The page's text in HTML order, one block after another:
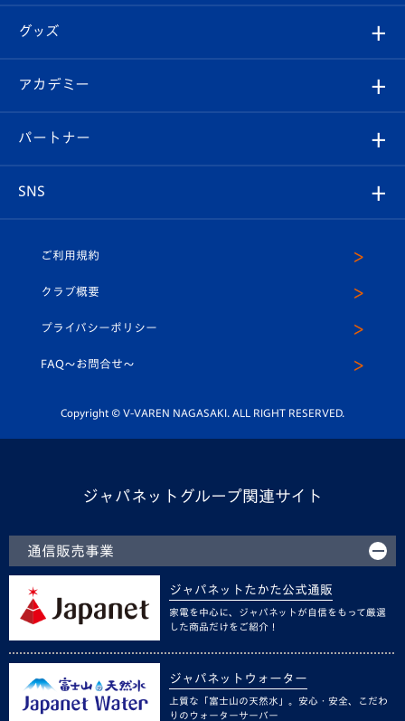
チケット
イベント
メディア
ホームタウン
スタッフプロフィール
マスコット紹介
平和祈念活動
ホームタウン活動
はじめての観戦ガイド
Revive Team
ヴィヴィくんの長崎おもてなしガイド
フォトギャラリー
スタジアムグルメ
チケット
V-LOVERS（ファンクラブ）
プレイヤーズスイート
グッズ
オンラインショップ
店舗情報
アカデミー
育成からのお知らせ
U-18
スクール
パートナー
SNS
ヴィヴィくんインスタグラム
公式LINE＠
ご利用規約
クラブ概要
プライバシーポリシー
FAQ〜お問合せ〜
Copyright © V-VAREN NAGASAKI. ALL RIGHT RESERVED.
ジャパネットグループ関連サイト
通信販売事業
ジャパネットたかた公式通販
家電を中心に、ジャパネットが自信をもって厳選
した商品だけをご紹介！
ジャパネットウォーター
上質な「富士山の天然水」。安心・安全、こだわ
りのウォーターサーバー